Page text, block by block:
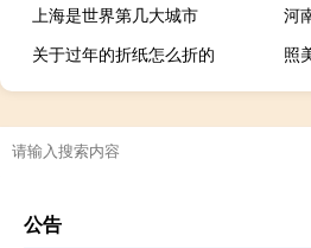
上海是世界第几大城市
河
关于过年的折纸怎么折的
照
公告